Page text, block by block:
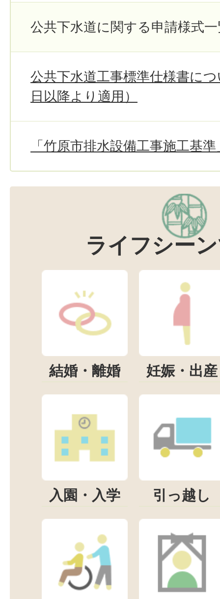
公共下水道に関する申請様式
公共下水道工事標準仕様書に
日以降より適用）
「竹原市排水設備工事施工基
ライフシー
結婚・離婚 妊娠・出産
入園・入学 引っ越し